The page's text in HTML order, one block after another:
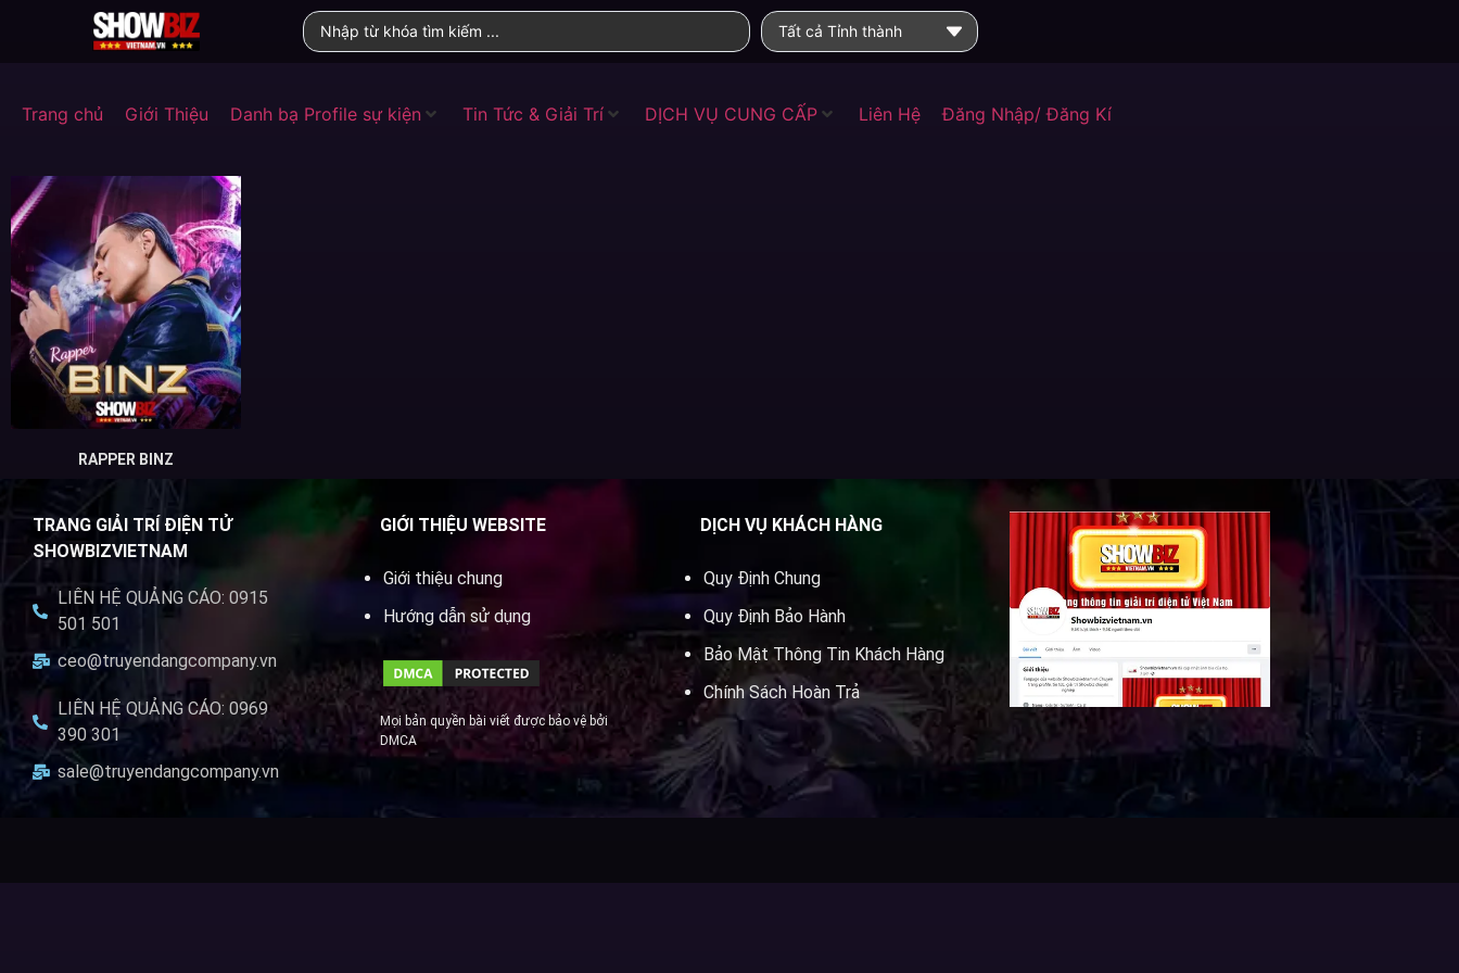
Tất cả Tỉnh thành
Trang chủ Giới Thiệu Danh bạ Profile sự kiện Tin Tức & Giải Trí DỊCH VỤ CUNG CẤP Liên Hệ Đăng Nhập/ Đăng Kí
RAPPER BINZ
TRANG GIẢI TRÍ ĐIỆN TỬ
SHOWBIZVIETNAM
LIÊN HỆ QUẢNG CÁO: 0915
501 501
ceo@truyendangcompany.vn
LIÊN HỆ QUẢNG CÁO: 0969
390 301
sale@truyendangcompany.vn
GIỚI THIỆU WEBSITE
Giới thiệu chung
Hướng dẫn sử dụng
Mọi bản quyền bài viết được bảo vệ bởi
DMCA
DỊCH VỤ KHÁCH HÀNG
Quy Định Chung
Quy Định Bảo Hành
Bảo Mật Thông Tin Khách Hàng
Chính Sách Hoàn Trả